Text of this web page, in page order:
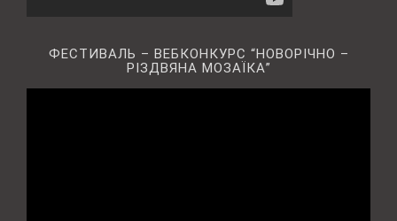
ФЕСТИВАЛЬ – ВЕБКОНКУРС “НОВОРІЧНО –
РІЗДВЯНА МОЗАЇКА”